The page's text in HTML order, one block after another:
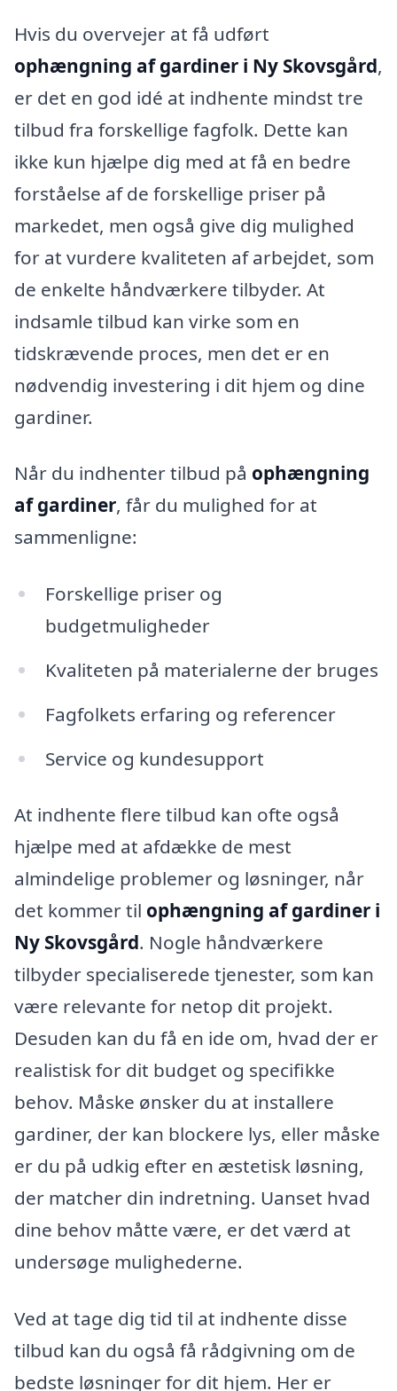
Hvis du overvejer at få udført
ophængning af gardiner i Ny Skovsgård,
er det en god idé at indhente mindst tre
tilbud fra forskellige fagfolk. Dette kan
ikke kun hjælpe dig med at få en bedre
forståelse af de forskellige priser på
markedet, men også give dig mulighed
for at vurdere kvaliteten af arbejdet, som
de enkelte håndværkere tilbyder. At
indsamle tilbud kan virke som en
tidskrævende proces, men det er en
nødvendig investering i dit hjem og dine
gardiner.
Når du indhenter tilbud på ophængning
af gardiner, får du mulighed for at
sammenligne:
Forskellige priser og
budgetmuligheder
Kvaliteten på materialerne der bruges
Fagfolkets erfaring og referencer
Service og kundesupport
At indhente flere tilbud kan ofte også
hjælpe med at afdække de mest
almindelige problemer og løsninger, når
det kommer til ophængning af gardiner i
Ny Skovsgård. Nogle håndværkere
tilbyder specialiserede tjenester, som kan
være relevante for netop dit projekt.
Desuden kan du få en ide om, hvad der er
realistisk for dit budget og specifikke
behov. Måske ønsker du at installere
gardiner, der kan blockere lys, eller måske
er du på udkig efter en æstetisk løsning,
der matcher din indretning. Uanset hvad
dine behov måtte være, er det værd at
undersøge mulighederne.
Ved at tage dig tid til at indhente disse
tilbud kan du også få rådgivning om de
bedste løsninger for dit hjem. Her er